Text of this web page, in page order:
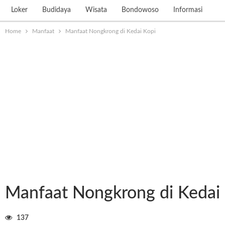
Loker Budidaya Wisata Bondowoso Informasi
Home Manfaat Manfaat Nongkrong di Kedai Kopi
Manfaat Nongkrong di Kedai
137